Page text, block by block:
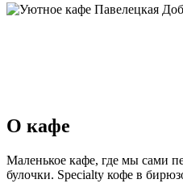
О кафе
Маленькое кафе, где мы сами
булочки. Specialty кофе в